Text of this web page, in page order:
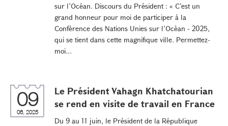
sur l’Océan. Discours du Président : « C’est un
grand honneur pour moi de participer à la
Conférence des Nations Unies sur l’Océan - 2025,
qui se tient dans cette magnifique ville. Permettez-
moi...
09
06, 2025
Le Président Vahagn Khatchatourian
se rend en visite de travail en France
Du 9 au 11 juin, le Président de la République